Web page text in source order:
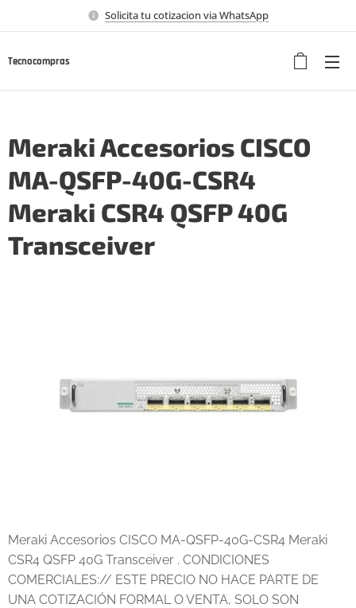
Solicita tu cotizacion via WhatsApp
Tecnocompras
Meraki Accesorios CISCO
MA-QSFP-40G-CSR4
Meraki CSR4 QSFP 40G
Transceiver
Meraki Accesorios CISCO MA-QSFP-40G-CSR4 Meraki
CSR4 QSFP 40G Transceiver . CONDICIONES
COMERCIALES:// ESTE PRECIO NO HACE PARTE DE
UNA COTIZACIÓN FORMAL O VENTA, SOLO SON